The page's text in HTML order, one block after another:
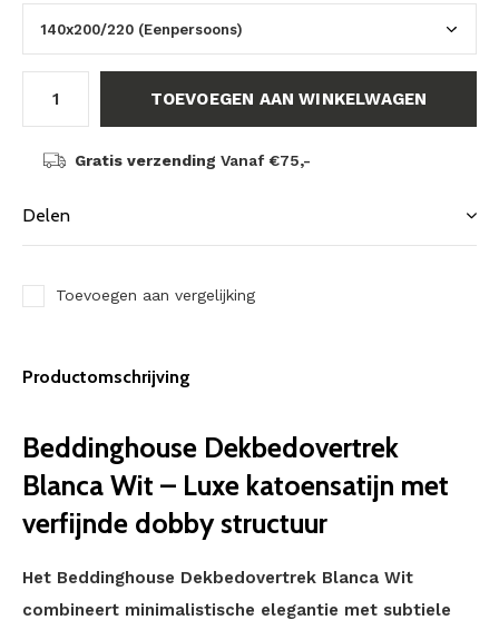
TOEVOEGEN AAN WINKELWAGEN
Gratis verzending Vanaf €75,-
Delen
Toevoegen aan vergelijking
Productomschrijving
Beddinghouse Dekbedovertrek
Blanca Wit – Luxe katoensatijn met
verfijnde dobby structuur
Het Beddinghouse Dekbedovertrek Blanca Wit
combineert minimalistische elegantie met subtiele